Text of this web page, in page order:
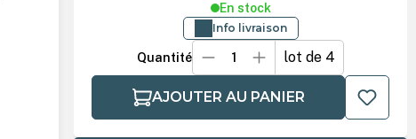
En stock
Info livraison
Quantité lot de 4
AJOUTER AU PANIER